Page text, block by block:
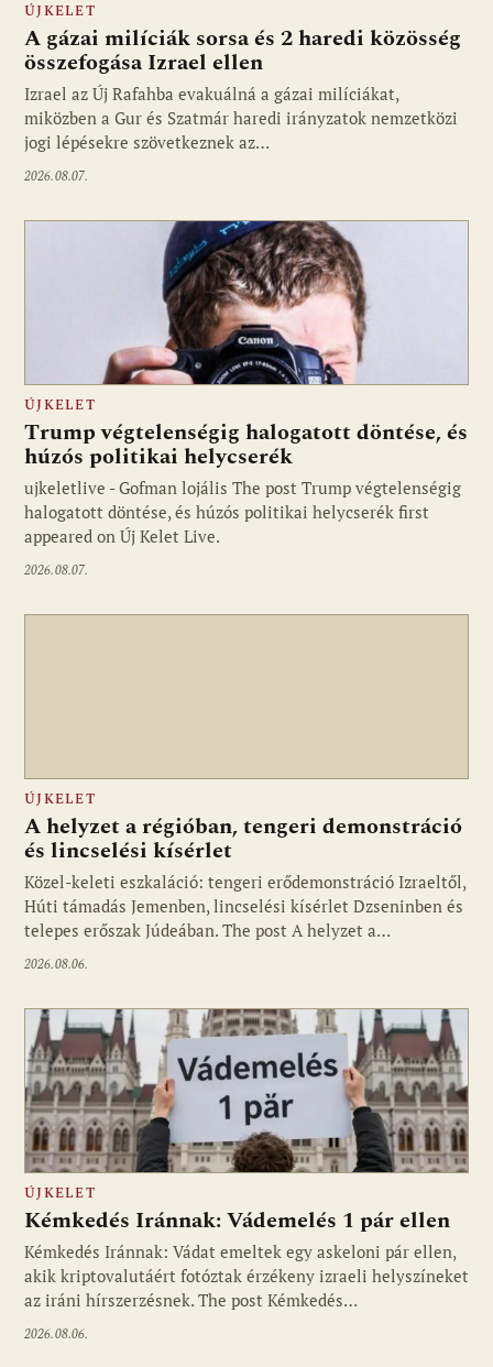
ÚJKELET
A gázai milíciák sorsa és 2 haredi közösség
összefogása Izrael ellen
Izrael az Új Rafahba evakuálná a gázai milíciákat,
miközben a Gur és Szatmár haredi irányzatok nemzetközi
jogi lépésekre szövetkeznek az…
2026.08.07.
Fotó: ujkelet.live
ÚJKELET
Trump végtelenségig halogatott döntése, és
húzós politikai helycserék
ujkeletlive - Gofman lojális The post Trump végtelenségig
halogatott döntése, és húzós politikai helycserék first
appeared on Új Kelet Live.
2026.08.07.
ÚJKELET
A helyzet a régióban, tengeri demonstráció
és lincselési kísérlet
Közel-keleti eszkaláció: tengeri erődemonstráció Izraeltől,
Húti támadás Jemenben, lincselési kísérlet Dzseninben és
telepes erőszak Júdeában. The post A helyzet a…
2026.08.06.
ÚJKELET
Kémkedés Iránnak: Vádemelés 1 pár ellen
Kémkedés Iránnak: Vádat emeltek egy askeloni pár ellen,
akik kriptovalutáért fotóztak érzékeny izraeli helyszíneket
az iráni hírszerzésnek. The post Kémkedés…
2026.08.06.